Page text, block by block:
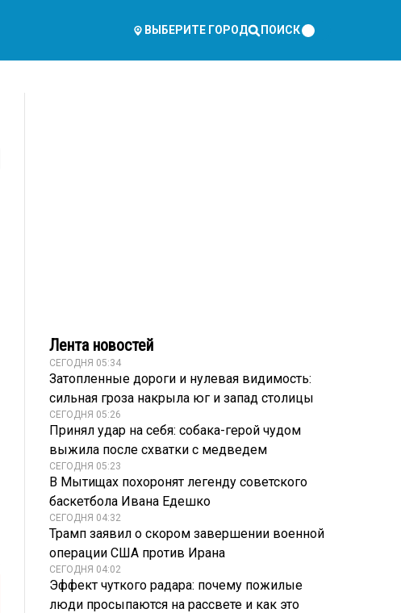
ВЫБЕРИТЕ ГОРОД ПОИСК
Лента новостей
СЕГОДНЯ 05:34
Затопленные дороги и нулевая видимость:
сильная гроза накрыла юг и запад столицы
СЕГОДНЯ 05:26
Принял удар на себя: собака-герой чудом
выжила после схватки с медведем
СЕГОДНЯ 05:23
В Мытищах похоронят легенду советского
баскетбола Ивана Едешко
СЕГОДНЯ 04:32
Трамп заявил о скором завершении военной
операции США против Ирана
СЕГОДНЯ 04:02
Эффект чуткого радара: почему пожилые
люди просыпаются на рассвете и как это